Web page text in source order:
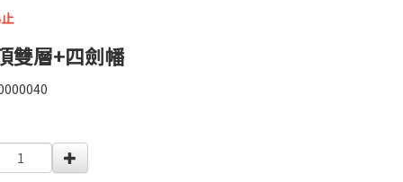
雙層+四劍幡